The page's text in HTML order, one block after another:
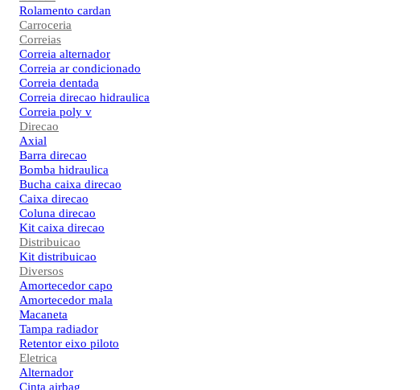
Rolamento cardan
Carroceria
Correias
Correia alternador
Correia ar condicionado
Correia dentada
Correia direcao hidraulica
Correia poly v
Direcao
Axial
Barra direcao
Bomba hidraulica
Bucha caixa direcao
Caixa direcao
Coluna direcao
Kit caixa direcao
Distribuicao
Kit distribuicao
Diversos
Amortecedor capo
Amortecedor mala
Macaneta
Tampa radiador
Retentor eixo piloto
Eletrica
Alternador
Cinta airbag